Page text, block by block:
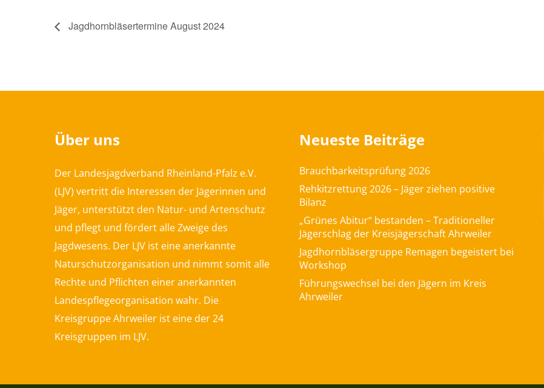
Jagdhornbläsertermine August 2024
Über uns
Der Landesjagdverband Rheinland-Pfalz e.V.
(LJV) vertritt die Interessen der Jägerinnen und
Jäger, unterstützt den Natur- und Artenschutz
und pflegt und fördert alle Zweige des
Jagdwesens. Der LJV ist eine anerkannte
Naturschutzorganisation und nimmt somit alle
Rechte und Pflichten einer anerkannten
Landespflegeorganisation wahr. Die
Kreisgruppe Ahrweiler ist eine der 24
Kreisgruppen im LJV.
Neueste Beiträge
Brauchbarkeitsprüfung 2026
Rehkitzrettung 2026 – Jäger ziehen positive
Bilanz
„Grünes Abitur“ bestanden – Traditioneller
Jägerschlag der Kreisjägerschaft Ahrweiler
Jagdhornbläsergruppe Remagen begeistert bei
Workshop
Führungswechsel bei den Jägern im Kreis
Ahrweiler